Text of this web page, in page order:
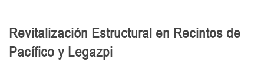
Revitalización Estructural en Recintos de
Pacífico y Legazpi